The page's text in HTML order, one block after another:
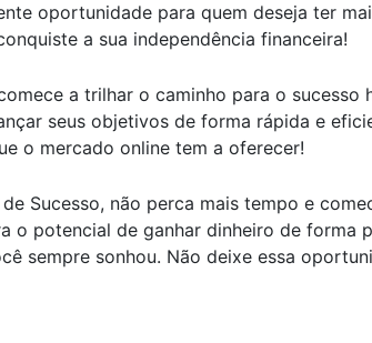
oportunidade para quem deseja ter
a sua independência financeira!
a trilhar o caminho para o sucesso
seus objetivos de forma rápida e
o mercado online tem a oferecer!
Sucesso, não perca mais tempo e
potencial de ganhar dinheiro de forma
sempre sonhou. Não deixe essa